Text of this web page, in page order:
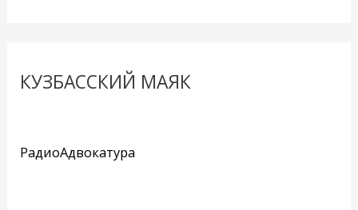
КУЗБАССКИЙ МАЯК
РадиоАдвокатура